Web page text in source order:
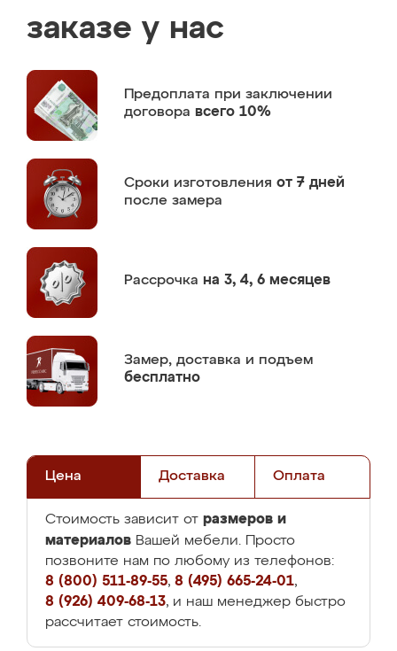
заказе у нас
Предоплата при заключении
договора всего 10%
Сроки изготовления от 7 дней
после замера
Рассрочка на 3, 4, 6 месяцев
Замер, доставка и подъем
бесплатно
Цена Доставка Оплата
Стоимость зависит от размеров и
материалов Вашей мебели. Просто
позвоните нам по любому из телефонов:
8 (800) 511-89-55, 8 (495) 665-24-01,
8 (926) 409-68-13, и наш менеджер быстро
рассчитает стоимость.